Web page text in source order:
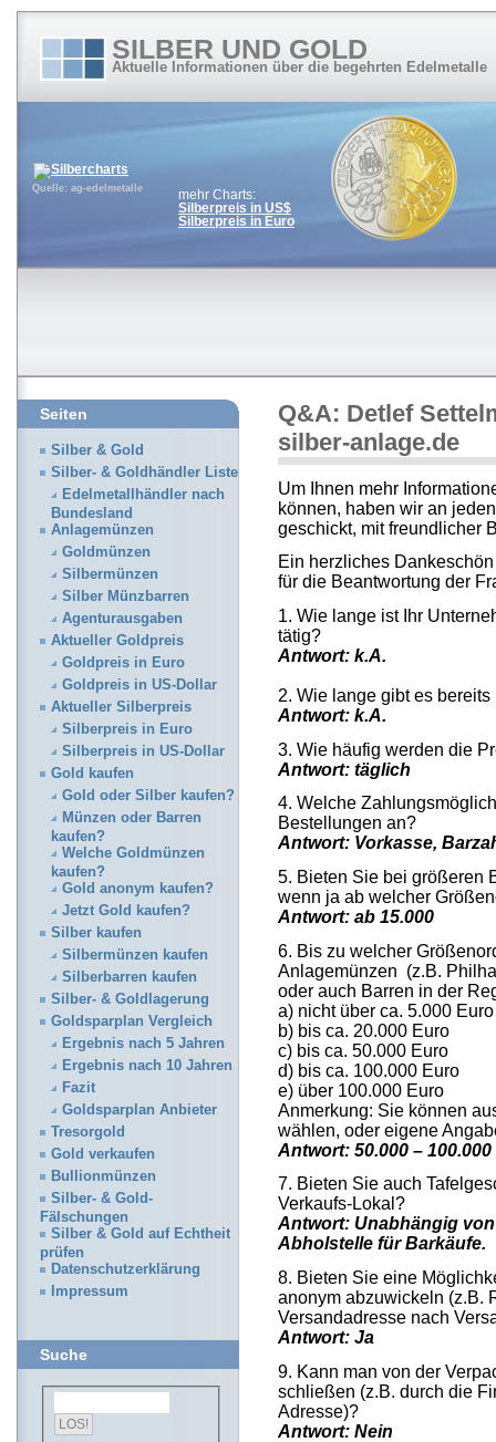
SILBER UND GOLD
Aktuelle Informationen über die begehrten Edelmetalle
Quelle: ag-edelmetalle
mehr Charts:
Silberpreis in US$
Silberpreis in Euro
Q&A: Detlef
silber-anlage.de
Um Ihnen mehr
können, haben wir an
geschickt, mit freundlicher
Ein herzliches
für die Beantwortung der
1. Wie lange ist Ihr
tätig?
Antwort: k.A.
2. Wie lange gibt es
Antwort: k.A.
3. Wie häufig werden die
Antwort: täglich
4. Welche
Bestellungen an?
Antwort: Vorkasse,
5. Bieten Sie bei größeren
wenn ja ab welcher
Antwort: ab 15.000
6. Bis zu welcher
Anlagemünzen (z.B.
oder auch Barren in der
a) nicht über ca. 5.000 Euro
b) bis ca. 20.000 Euro
c) bis ca. 50.000 Euro
d) bis ca. 100.000 Euro
e) über 100.000 Euro
Anmerkung: Sie können
wählen, oder eigene
Antwort: 50.000 – 100.000
7. Bieten Sie auch
Verkaufs-Lokal?
Antwort: Unabhängig
Abholstelle für Barkäufe.
8. Bieten Sie eine
anonym abzuwickeln (z.B.
Versandadresse nach
Antwort: Ja
9. Kann man von der
schließen (z.B. durch die
Adresse)?
Antwort: Nein
Seiten
Silber & Gold
Silber- & Goldhändler Liste
Edelmetallhändler nach
Bundesland
Anlagemünzen
Goldmünzen
Silbermünzen
Silber Münzbarren
Agenturausgaben
Aktueller Goldpreis
Goldpreis in Euro
Goldpreis in US-Dollar
Aktueller Silberpreis
Silberpreis in Euro
Silberpreis in US-Dollar
Gold kaufen
Gold oder Silber kaufen?
Münzen oder Barren
kaufen?
Welche Goldmünzen
kaufen?
Gold anonym kaufen?
Jetzt Gold kaufen?
Silber kaufen
Silbermünzen kaufen
Silberbarren kaufen
Silber- & Goldlagerung
Goldsparplan Vergleich
Ergebnis nach 5 Jahren
Ergebnis nach 10 Jahren
Fazit
Goldsparplan Anbieter
Tresorgold
Gold verkaufen
Bullionmünzen
Silber- & Gold-
Fälschungen
Silber & Gold auf Echtheit
prüfen
Datenschutzerklärung
Impressum
Suche